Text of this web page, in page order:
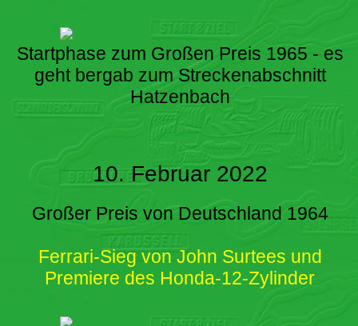
Startphase zum Großen Preis 1965 - es
geht bergab zum Streckenabschnitt
Hatzenbach
10. Februar 2022
Großer Preis von Deutschland 1964
Ferrari-Sieg von John Surtees und
Premiere des Honda-12-Zylinder